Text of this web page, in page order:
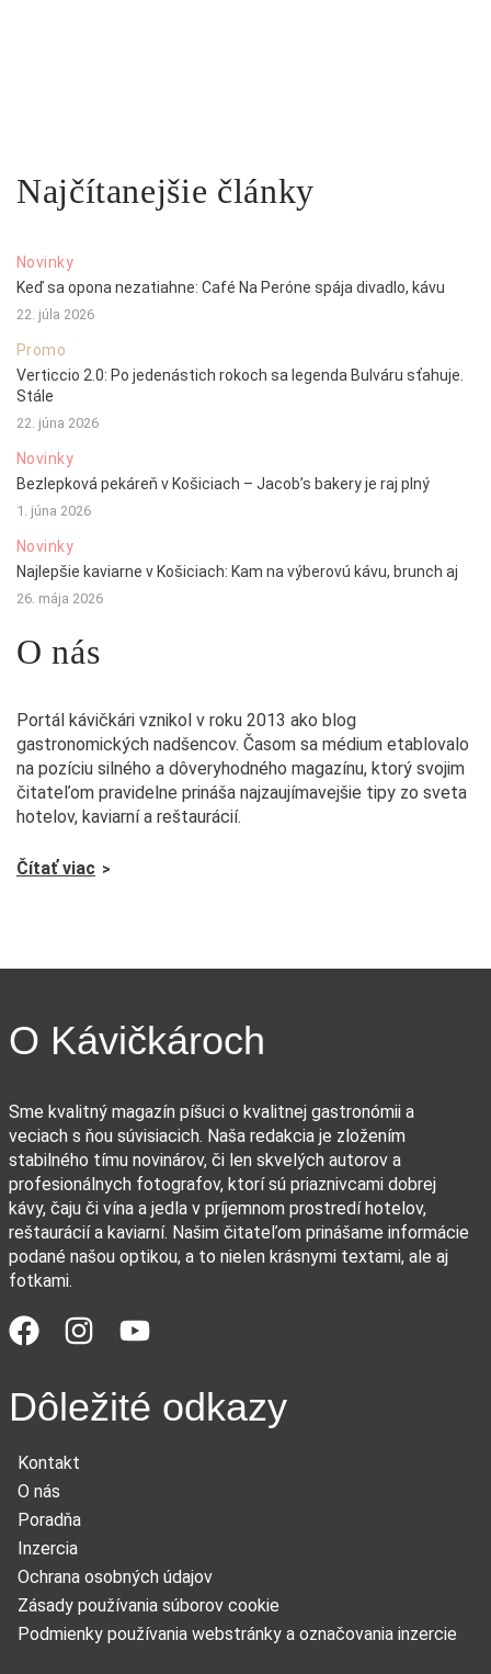
Najčítanejšie články
Novinky
Keď sa opona nezatiahne: Café Na Peróne spája divadlo, kávu
22. júla 2026
Promo
Verticcio 2.0: Po jedenástich rokoch sa legenda Bulváru sťahuje.
Stále
22. júna 2026
Novinky
Bezlepková pekáreň v Košiciach – Jacob’s bakery je raj plný
1. júna 2026
Novinky
Najlepšie kaviarne v Košiciach: Kam na výberovú kávu, brunch aj
26. mája 2026
O nás
Portál kávičkári vznikol v roku 2013 ako blog
gastronomických nadšencov. Časom sa médium etablovalo
na pozíciu silného a dôveryhodného magazínu, ktorý svojim
čitateľom pravidelne prináša najzaujímavejšie tipy zo sveta
hotelov, kaviarní a reštaurácií.
Čítať viac
O Kávičkároch
Sme kvalitný magazín píšuci o kvalitnej gastronómii a
veciach s ňou súvisiacich. Naša redakcia je zložením
stabilného tímu novinárov, či len skvelých autorov a
profesionálnych fotografov, ktorí sú priaznivcami dobrej
kávy, čaju či vína a jedla v príjemnom prostredí hotelov,
reštaurácií a kaviarní. Našim čitateľom prinášame informácie
podané našou optikou, a to nielen krásnymi textami, ale aj
fotkami.
Dôležité odkazy
Kontakt
O nás
Poradňa
Inzercia
Ochrana osobných údajov
Zásady používania súborov cookie
Podmienky používania webstránky a označovania inzercie